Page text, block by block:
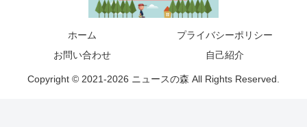
ホーム
プライバシーポリシー
お問い合わせ
自己紹介
Copyright © 2021-2026 ニュースの森 All Rights Reserved.